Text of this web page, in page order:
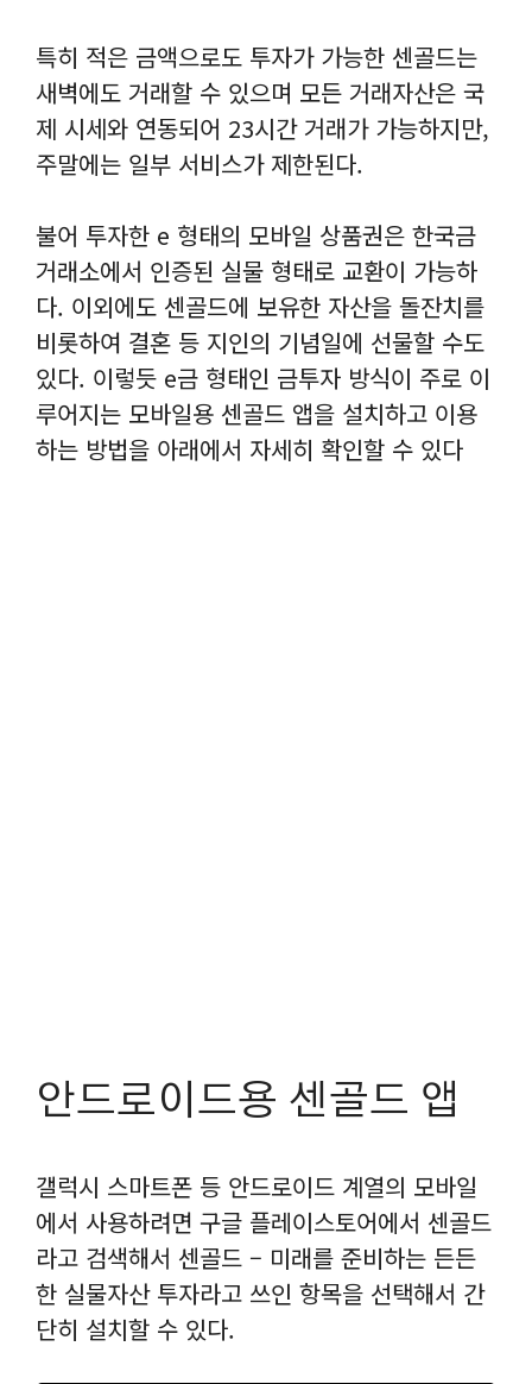
특히 적은 금액으로도 투자가 가능한 센골드는
새벽에도 거래할 수 있으며 모든 거래자산은 국
제 시세와 연동되어 23시간 거래가 가능하지만,
주말에는 일부 서비스가 제한된다.
불어 투자한 e 형태의 모바일 상품권은 한국금
거래소에서 인증된 실물 형태로 교환이 가능하
다. 이외에도 센골드에 보유한 자산을 돌잔치를
비롯하여 결혼 등 지인의 기념일에 선물할 수도
있다. 이렇듯 e금 형태인 금투자 방식이 주로 이
루어지는 모바일용 센골드 앱을 설치하고 이용
하는 방법을 아래에서 자세히 확인할 수 있다
안드로이드용 센골드 앱
갤럭시 스마트폰 등 안드로이드 계열의 모바일
에서 사용하려면 구글 플레이스토어에서 센골드
라고 검색해서 센골드 – 미래를 준비하는 든든
한 실물자산 투자라고 쓰인 항목을 선택해서 간
단히 설치할 수 있다.